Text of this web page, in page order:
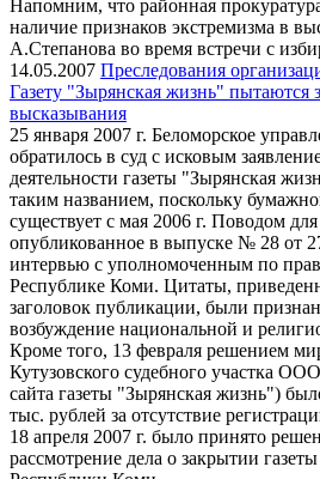
Напомним, что районная
наличие признаков экстремизма в
А.Степанова во время встречи с
14.05.2007 Преследования
Газету "Зырянская жизнь" пытаются
высказывания
25 января 2007 г. Беломорское
обратилось в суд с исковым
деятельности газеты "Зырянская
таким названием, поскольку
существует с мая 2006 г. Поводом
опубликованное в выпуске № 28 от
интервью с уполномоченным по
Республике Коми. Цитаты,
заголовок публикации, были
возбуждение национальной и
Кроме того, 13 февраля решением
Кутузовского судебного участка
сайта газеты "Зырянская жизнь")
тыс. рублей за отсутствие
18 апреля 2007 г. было принято
рассмотрение дела о закрытии